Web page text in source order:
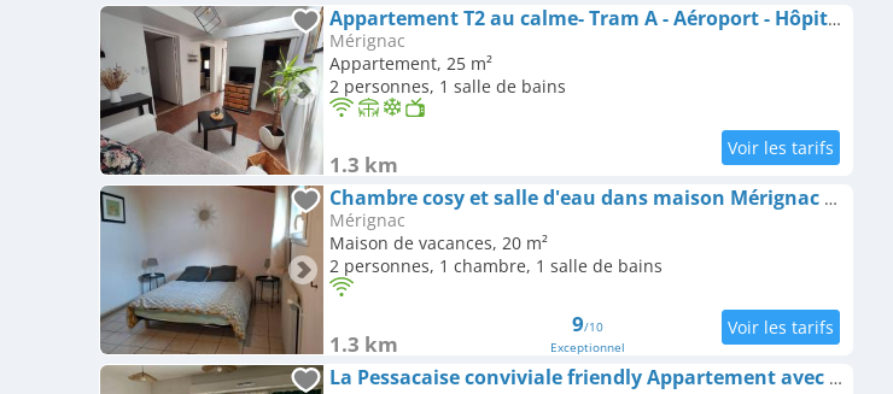
Appartement T2 au calme- Tram A - Aéroport - Hôpital Pellegrin - Bordeaux Centre
Mérignac
Appartement, 25 m²
2 personnes, 1 salle de bains
1.3 km
Chambre cosy et salle d'eau dans maison Mérignac Arlac
Mérignac
Maison de vacances, 20 m²
2 personnes, 1 chambre, 1 salle de bains
1.3 km
9/10
Exceptionnel
La Pessacaise conviviale friendly Appartement avec terrasse Pessac Bordeaux